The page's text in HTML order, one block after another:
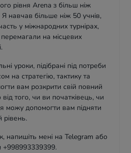
рівня Arena з більш ніж
Я навчав більше ніж 50 учнів,
у міжнародних турнірах,
на місцевих
уроки, підібрані під потреби
на стратегію, тактику та
вам розкрити свій повний
того, чи ви початківець, чи
можу допомогти вам підняти
рівень.
напишіть мені на Telegram або